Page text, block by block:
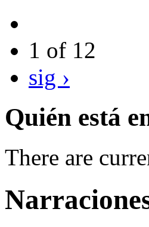
1 of 12
sig ›
Quién está
There are